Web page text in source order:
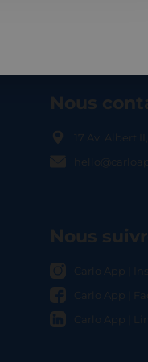
Nous
17 Av. Albert
Nous
Carlo App |
Carlo App |
Carlo App |